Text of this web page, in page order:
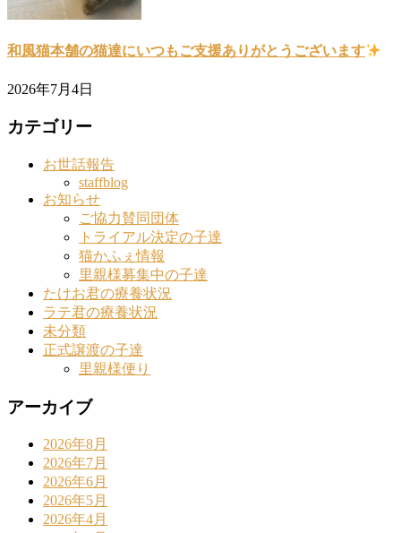
和風猫本舗の猫達にいつもご支援ありがとうございます
2026年7月4日
カテゴリー
お世話報告
staffblog
お知らせ
ご協力賛同団体
トライアル決定の子達
猫かふぇ情報
里親様募集中の子達
たけお君の療養状況
ラテ君の療養状況
未分類
正式譲渡の子達
里親様便り
アーカイブ
2026年8月
2026年7月
2026年6月
2026年5月
2026年4月